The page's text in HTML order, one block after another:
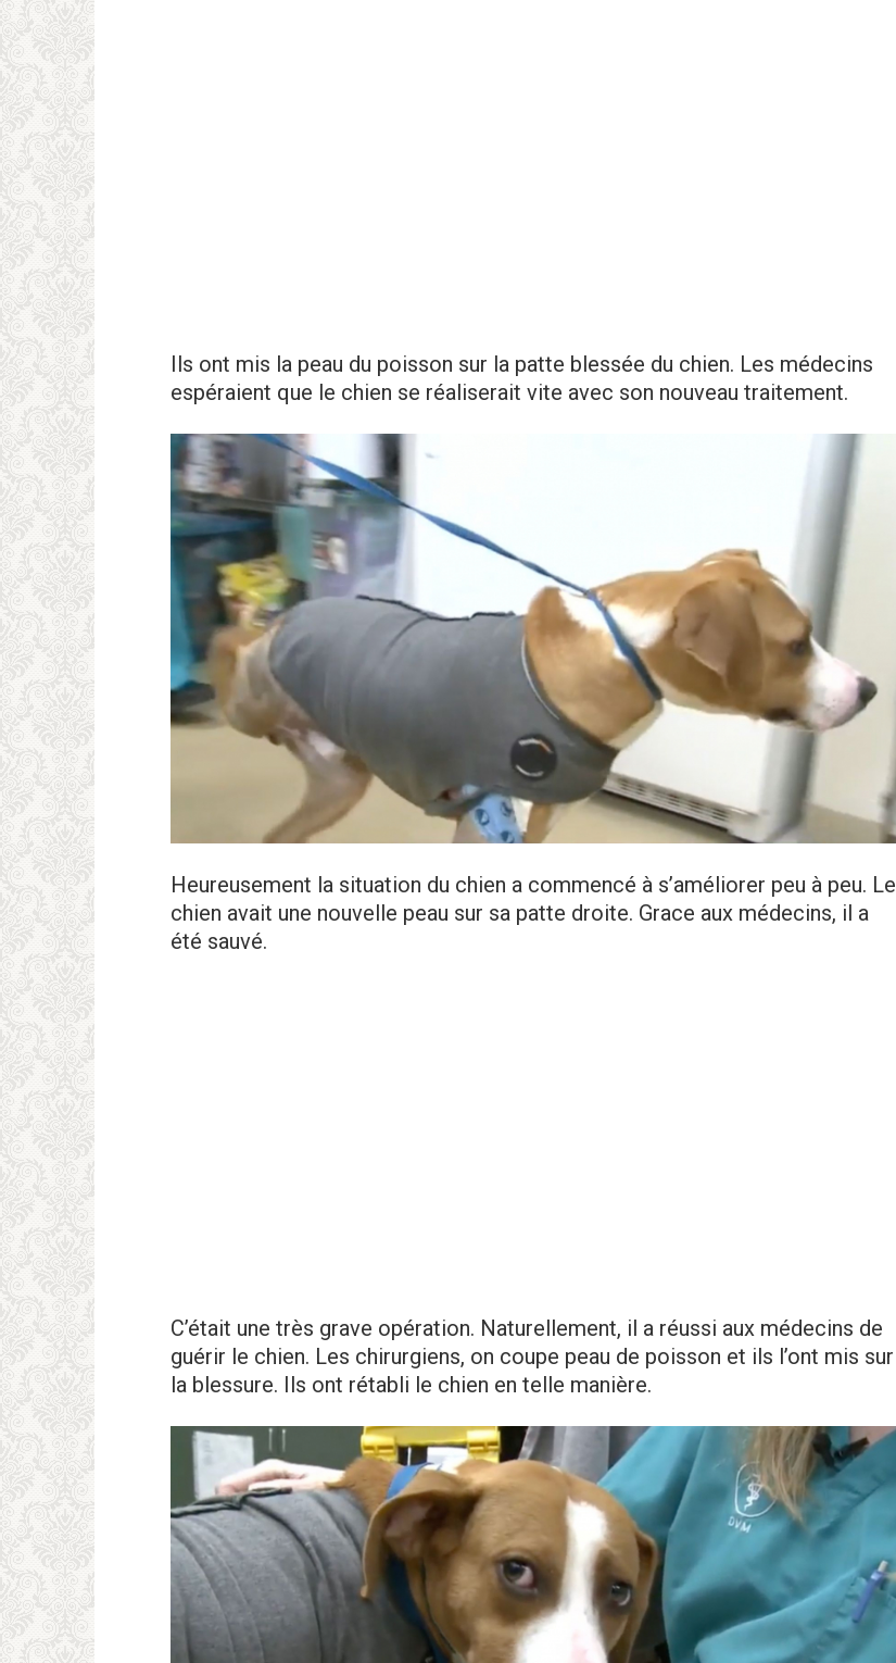
Ils ont mis la peau du poisson sur la patte blessée du chien. Les médecins
espéraient que le chien se réaliserait vite avec son nouveau traitement.
Heureusement la situation du chien a commencé à s’améliorer peu à peu. Le
chien avait une nouvelle peau sur sa patte droite. Grace aux médecins, il a
été sauvé.
C’était une très grave opération. Naturellement, il a réussi aux médecins de
guérir le chien. Les chirurgiens, on coupe peau de poisson et ils l’ont mis sur
la blessure. Ils ont rétabli le chien en telle manière.